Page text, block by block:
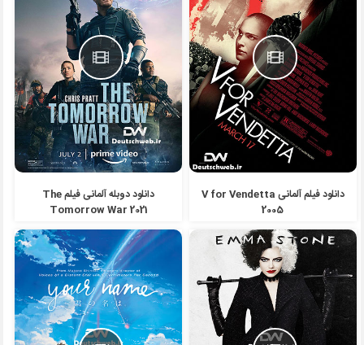
دانلود فیلم آلمانی V for Vendetta
2005
دانلود دوبله آلمانی فیلم The
Tomorrow War 2021